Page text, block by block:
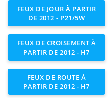
FEUX DE JOUR À PARTIR
DE 2012 - P21/5W
FEUX DE CROISEMENT À
PARTIR DE 2012 - H7
FEUX DE ROUTE À
PARTIR DE 2012 - H7